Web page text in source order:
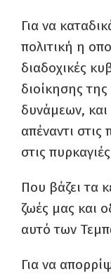
Για να
πολιτική η
διαδοχικές
διοίκησης
δυνάμεων,
απέναντι
στις
Που βάζει τα
ζωές μας και
αυτό των
Για να